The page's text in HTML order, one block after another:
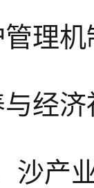
理
经
沙产